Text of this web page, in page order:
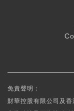
免責聲明：
財華控股有限公司及